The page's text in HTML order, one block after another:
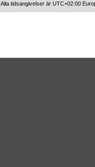
Alla tidsangivelser är UTC+02:00